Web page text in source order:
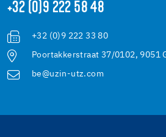
+32 (0)9 222 58 48
+32 (0)9 222 33 80
Poortakkerstraat 37/0102, 9051
be@uzin-utz.com